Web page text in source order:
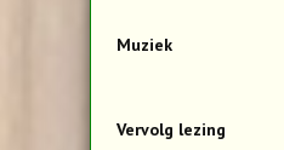
Muziek
Vervolg lezing